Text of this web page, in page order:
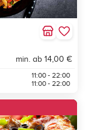
min. ab 14,00 €
11:00 - 22:00
11:00 - 22:00